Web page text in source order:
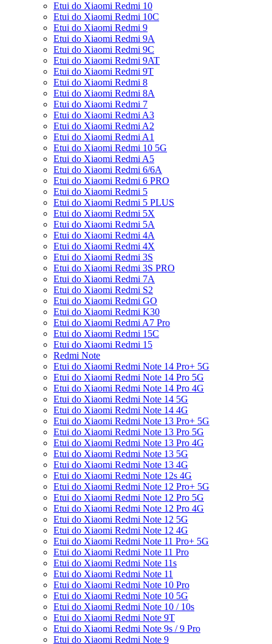
Etui do Xiaomi Redmi 10
Etui do Xiaomi Redmi 10C
Etui do Xiaomi Redmi 9
Etui do Xiaomi Redmi 9A
Etui do Xiaomi Redmi 9C
Etui do Xiaomi Redmi 9AT
Etui do Xiaomi Redmi 9T
Etui do Xiaomi Redmi 8
Etui do Xiaomi Redmi 8A
Etui do Xiaomi Redmi 7
Etui do Xiaomi Redmi A3
Etui do Xiaomi Redmi A2
Etui do Xiaomi Redmi A1
Etui do Xiaomi Redmi 10 5G
Etui do Xiaomi Redmi A5
Etui do Xiaomi Redmi 6/6A
Etui do Xiaomi Redmi 6 PRO
Etui do Xiaomi Redmi 5
Etui do Xiaomi Redmi 5 PLUS
Etui do Xiaomi Redmi 5X
Etui do Xiaomi Redmi 5A
Etui do Xiaomi Redmi 4A
Etui do Xiaomi Redmi 4X
Etui do Xiaomi Redmi 3S
Etui do Xiaomi Redmi 3S PRO
Etui do Xiaomi Redmi 7A
Etui do Xiaomi Redmi S2
Etui do Xiaomi Redmi GO
Etui do Xiaomi Redmi K30
Etui do Xiaomi Redmi A7 Pro
Etui do Xiaomi Redmi 15C
Etui do Xiaomi Redmi 15
Redmi Note
Etui do Xiaomi Redmi Note 14 Pro+ 5G
Etui do Xiaomi Redmi Note 14 Pro 5G
Etui do Xiaomi Redmi Note 14 Pro 4G
Etui do Xiaomi Redmi Note 14 5G
Etui do Xiaomi Redmi Note 14 4G
Etui do Xiaomi Redmi Note 13 Pro+ 5G
Etui do Xiaomi Redmi Note 13 Pro 5G
Etui do Xiaomi Redmi Note 13 Pro 4G
Etui do Xiaomi Redmi Note 13 5G
Etui do Xiaomi Redmi Note 13 4G
Etui do Xiaomi Redmi Note 12s 4G
Etui do Xiaomi Redmi Note 12 Pro+ 5G
Etui do Xiaomi Redmi Note 12 Pro 5G
Etui do Xiaomi Redmi Note 12 Pro 4G
Etui do Xiaomi Redmi Note 12 5G
Etui do Xiaomi Redmi Note 12 4G
Etui do Xiaomi Redmi Note 11 Pro+ 5G
Etui do Xiaomi Redmi Note 11 Pro
Etui do Xiaomi Redmi Note 11s
Etui do Xiaomi Redmi Note 11
Etui do Xiaomi Redmi Note 10 Pro
Etui do Xiaomi Redmi Note 10 5G
Etui do Xiaomi Redmi Note 10 / 10s
Etui do Xiaomi Redmi Note 9T
Etui do Xiaomi Redmi Note 9s / 9 Pro
Etui do Xiaomi Redmi Note 9